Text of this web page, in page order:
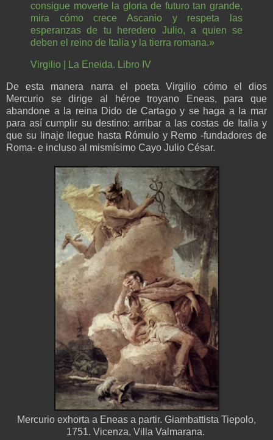
consigue moverte la gloria de futuro tan grande,
mira cómo crece Ascanio y respeta las
esperanzas de tu heredero Julio, a quien se
deben el reino de Italia y la tierra romana.»
Virgilio | La Eneida. Libro IV
De esta manera narra el poeta Virgilio cómo el dios
Mercurio se dirige al héroe troyano Eneas, para que
abandone a la reina Dido de Cartago y se haga a la mar
para así cumplir su destino: arribar a las costas de Italia y
que su linaje llegue hasta Rómulo y Remo -fundadores de
Roma- e incluso al mismísimo Cayo Julio César.
Mercurio exhorta a Eneas a partir. Giambattista Tiepolo,
1751. Vicenza, Villa Valmarana.